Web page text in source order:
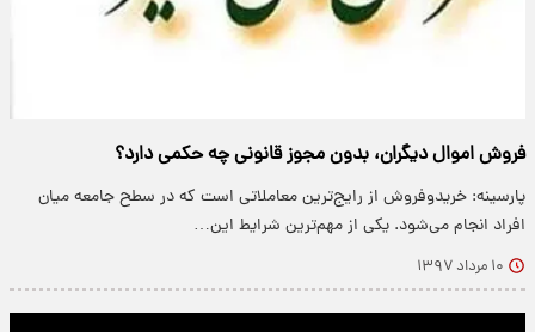
فروش اموال دیگران، بدون مجوز قانونی چه حکمی دارد؟
پارسینه: خریدوفروش از رایج‌ترین معاملاتی است که در سطح جامعه میان
افراد انجام می‌شود. یکی از مهم‌ترین شرایط این…
۱۰ مرداد ۱۳۹۷